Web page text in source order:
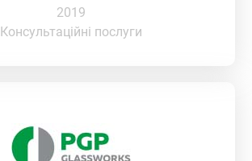
2019
Консультаційні послуги